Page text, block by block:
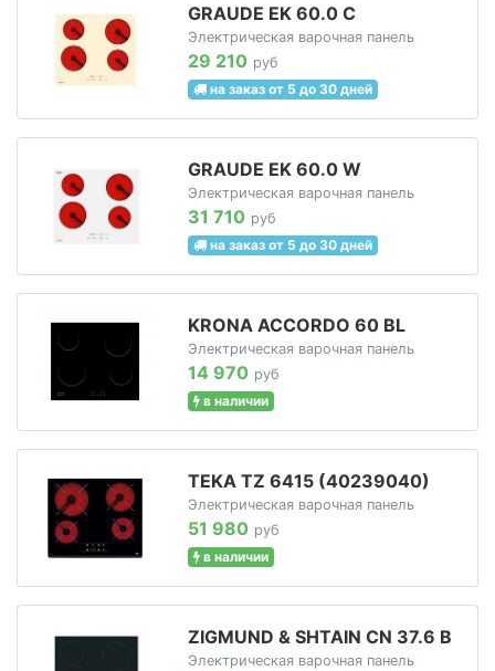
GRAUDE EK 60.0 C
Электрическая варочная панель
29 210 руб
на заказ от 5 до 30 дней
GRAUDE EK 60.0 W
Электрическая варочная панель
31 710 руб
на заказ от 5 до 30 дней
KRONA ACCORDO 60 BL
Электрическая варочная панель
14 970 руб
в наличии
TEKA TZ 6415 (40239040)
Электрическая варочная панель
51 980 руб
в наличии
ZIGMUND & SHTAIN CN 37.6 B
Электрическая варочная панель